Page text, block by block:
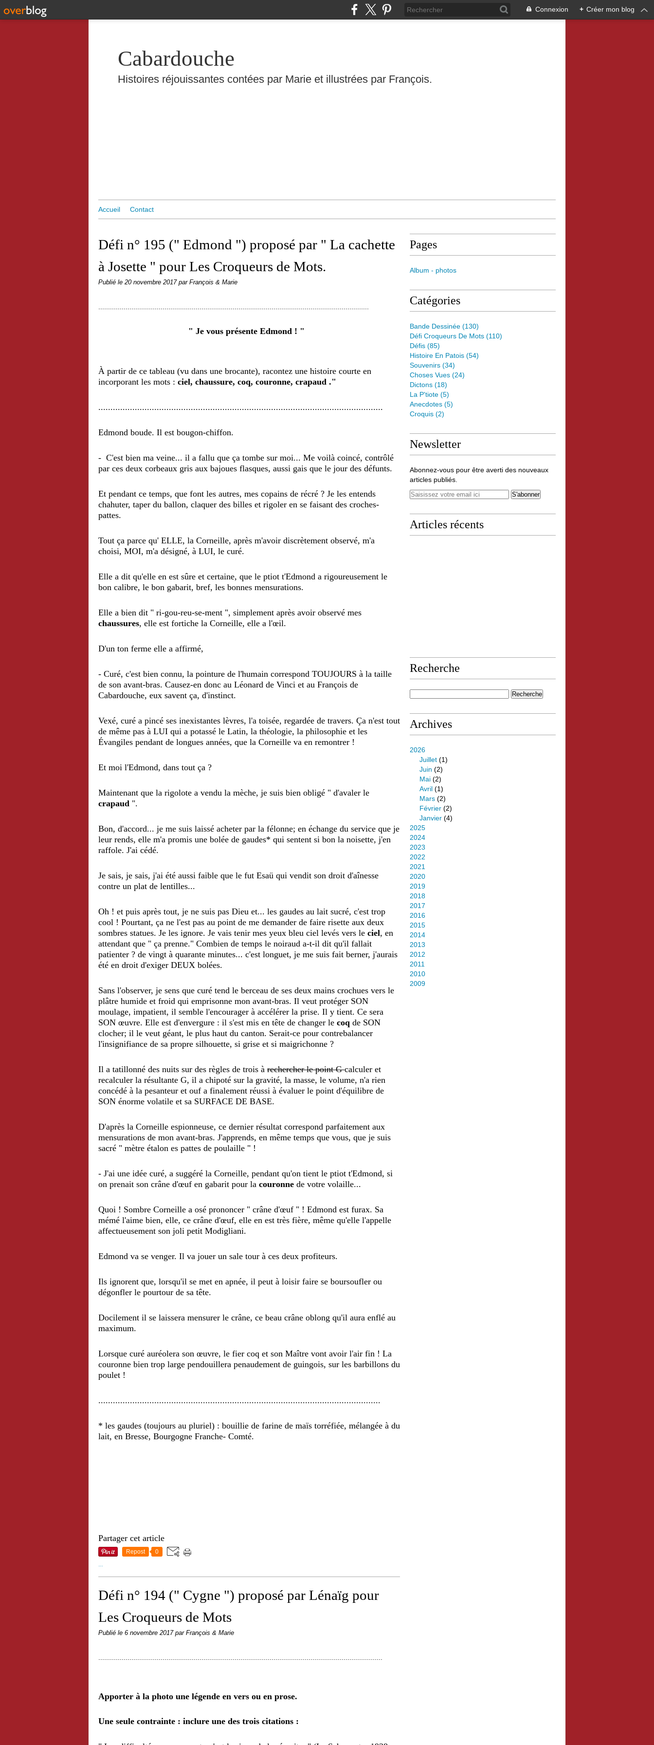
Connexion + Créer mon blog
Cabardouche
Histoires réjouissantes contées par Marie et illustrées par François.
Accueil Contact
Défi n° 195 (" Edmond ") proposé par " La cachette
à Josette " pour Les Croqueurs de Mots.
Publié le 20 novembre 2017 par François & Marie
" Je vous présente Edmond ! "
À partir de ce tableau (vu dans une brocante), racontez une histoire courte en
incorporant les mots : ciel, chaussure, coq, couronne, crapaud ."
.....................................................................................................................
Edmond boude. Il est bougon-chiffon.
- C'est bien ma veine... il a fallu que ça tombe sur moi... Me voilà coincé, contrôlé
par ces deux corbeaux gris aux bajoues flasques, aussi gais que le jour des défunts.
Et pendant ce temps, que font les autres, mes copains de récré ? Je les entends
chahuter, taper du ballon, claquer des billes et rigoler en se faisant des croches-
pattes.
Tout ça parce qu' ELLE, la Corneille, après m'avoir discrètement observé, m'a
choisi, MOI, m'a désigné, à LUI, le curé.
Elle a dit qu'elle en est sûre et certaine, que le ptiot t'Edmond a rigoureusement le
bon calibre, le bon gabarit, bref, les bonnes mensurations.
Elle a bien dit " ri-gou-reu-se-ment ", simplement après avoir observé mes
chaussures, elle est fortiche la Corneille, elle a l'œil.
D'un ton ferme elle a affirmé,
- Curé, c'est bien connu, la pointure de l'humain correspond TOUJOURS à la taille
de son avant-bras. Causez-en donc au Léonard de Vinci et au François de
Cabardouche, eux savent ça, d'instinct.
Vexé, curé a pincé ses inexistantes lèvres, l'a toisée, regardée de travers. Ça n'est tout
de même pas à LUI qui a potassé le Latin, la théologie, la philosophie et les
Évangiles pendant de longues années, que la Corneille va en remontrer !
Et moi l'Edmond, dans tout ça ?
Maintenant que la rigolote a vendu la mèche, je suis bien obligé " d'avaler le
crapaud ".
Bon, d'accord... je me suis laissé acheter par la félonne; en échange du service que je
leur rends, elle m'a promis une bolée de gaudes* qui sentent si bon la noisette, j'en
raffole. J'ai cédé.
Je sais, je sais, j'ai été aussi faible que le fut Esaü qui vendit son droit d'aînesse
contre un plat de lentilles...
Oh ! et puis après tout, je ne suis pas Dieu et... les gaudes au lait sucré, c'est trop
cool ! Pourtant, ça ne l'est pas au point de me demander de faire risette aux deux
sombres statues. Je les ignore. Je vais tenir mes yeux bleu ciel levés vers le ciel, en
attendant que " ça prenne." Combien de temps le noiraud a-t-il dit qu'il fallait
patienter ? de vingt à quarante minutes... c'est longuet, je me suis fait berner, j'aurais
été en droit d'exiger DEUX bolées.
Sans l'observer, je sens que curé tend le berceau de ses deux mains crochues vers le
plâtre humide et froid qui emprisonne mon avant-bras. Il veut protéger SON
moulage, impatient, il semble l'encourager à accélérer la prise. Il y tient. Ce sera
SON œuvre. Elle est d'envergure : il s'est mis en tête de changer le coq de SON
clocher; il le veut géant, le plus haut du canton. Serait-ce pour contrebalancer
l'insignifiance de sa propre silhouette, si grise et si maigrichonne ?
Il a tatillonné des nuits sur des règles de trois à rechercher le point Gcalculer et
recalculer la résultante G, il a chipoté sur la gravité, la masse, le volume, n'a rien
concédé à la pesanteur et ouf a finalement réussi à évaluer le point d'équilibre de
SON énorme volatile et sa SURFACE DE BASE.
D'après la Corneille espionneuse, ce dernier résultat correspond parfaitement aux
mensurations de mon avant-bras. J'apprends, en même temps que vous, que je suis
sacré " mètre étalon es pattes de poulaille " !
- J'ai une idée curé, a suggéré la Corneille, pendant qu'on tient le ptiot t'Edmond, si
on prenait son crâne d'œuf en gabarit pour la couronne de votre volaille...
Quoi ! Sombre Corneille a osé prononcer " crâne d'œuf " ! Edmond est furax. Sa
mémé l'aime bien, elle, ce crâne d'œuf, elle en est très fière, même qu'elle l'appelle
affectueusement son joli petit Modigliani.
Edmond va se venger. Il va jouer un sale tour à ces deux profiteurs.
Ils ignorent que, lorsqu'il se met en apnée, il peut à loisir faire se boursoufler ou
dégonfler le pourtour de sa tête.
Docilement il se laissera mensurer le crâne, ce beau crâne oblong qu'il aura enflé au
maximum.
Lorsque curé auréolera son œuvre, le fier coq et son Maître vont avoir l'air fin ! La
couronne bien trop large pendouillera penaudement de guingois, sur les barbillons du
poulet !
....................................................................................................................
* les gaudes (toujours au pluriel) : bouillie de farine de maïs torréfiée, mélangée à du
lait, en Bresse, Bourgogne Franche- Comté.
Partager cet article
Repost 0
Défi n° 194 (" Cygne ") proposé par Lénaïg pour
Les Croqueurs de Mots
Publié le 6 novembre 2017 par François & Marie
Apporter à la photo une légende en vers ou en prose.
Une seule contrainte : inclure une des trois citations :
Pages
Album - photos
Catégories
Bande Dessinée (130)
Défi Croqueurs De Mots (110)
Défis (85)
Histoire En Patois (54)
Souvenirs (34)
Choses Vues (24)
Dictons (18)
La P'tiote (5)
Anecdotes (5)
Croquis (2)
Newsletter
Abonnez-vous pour être averti des nouveaux
articles publiés.
Articles récents
Recherche
Archives
2026
Juillet (1)
Juin (2)
Mai (2)
Avril (1)
Mars (2)
Février (2)
Janvier (4)
2025
2024
2023
2022
2021
2020
2019
2018
2017
2016
2015
2014
2013
2012
2011
2010
2009